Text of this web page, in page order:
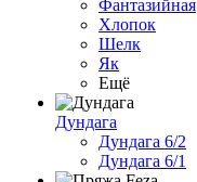
Фантазийная
Хлопок
Шелк
Як
Ещё
Дундага
Дундага 6/2
Дундага 6/1